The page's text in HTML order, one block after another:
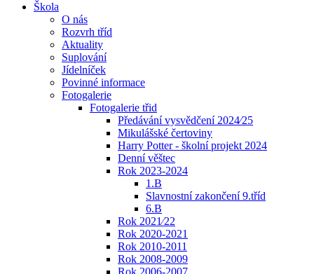
Škola
O nás
Rozvrh tříd
Aktuality
Suplování
Jídelníček
Povinné informace
Fotogalerie
Fotogalerie třid
Předávání vysvědčení 2024⁄25
Mikulášské čertoviny
Harry Potter - školní projekt 2024
Denní věštec
Rok 2023-2024
1.B
Slavnostní zakončení 9.tříd
6.B
Rok 2021⁄22
Rok 2020-2021
Rok 2010-2011
Rok 2008-2009
Rok 2006-2007